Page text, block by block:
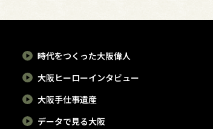
時代をつくった大阪偉人
大阪ヒーローインタビュー
大阪手仕事遺産
データで見る大阪